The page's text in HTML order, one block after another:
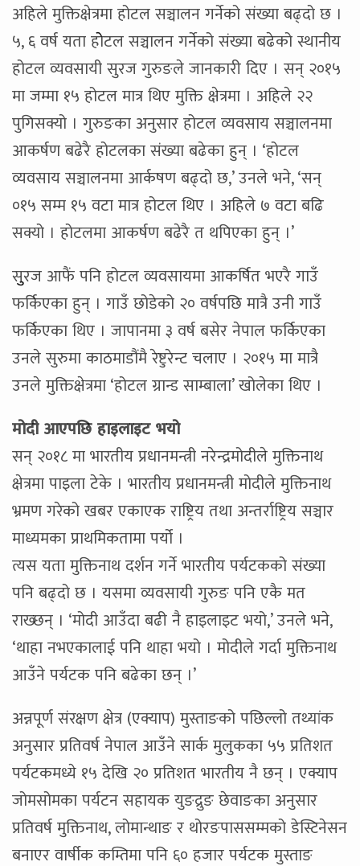
अहिले मुक्तिक्षेत्रमा होटल सञ्चालन गर्नेको संख्या बढ्दो छ ।
५, ६ वर्ष यता होेटल सञ्चालन गर्नेको संख्या बढेको स्थानीय
होटल व्यवसायी सुरज गुरुङले जानकारी दिए । सन् २०१५
मा जम्मा १५ होटल मात्र थिए मुक्ति क्षेत्रमा । अहिले २२
पुगिसक्यो । गुरुङका अनुसार होटल व्यवसाय सञ्चालनमा
आकर्षण बढेरै होटलका संख्या बढेका हुन् । ‘होटल
व्यवसाय सञ्चालनमा आर्कषण बढ्दो छ,’ उनले भने, ‘सन्
०१५ सम्म १५ वटा मात्र होटल थिए । अहिले ७ वटा बढि
सक्यो । होटलमा आकर्षण बढेरै त थपिएका हुन् ।’
सुुरज आफैं पनि होटल व्यवसायमा आकर्षित भएरै गाउँ
फर्किएका हुन् । गाउँ छोडेको २० वर्षपछि मात्रै उनी गाउँ
फर्किएका थिए । जापानमा ३ वर्ष बसेर नेपाल फर्किएका
उनले सुरुमा काठमाडौंमै रेष्टुरेन्ट चलाए । २०१५ मा मात्रै
उनले मुक्तिक्षेत्रमा ‘होटल ग्रान्ड साम्बाला’ खोलेका थिए ।
मोदी आएपछि हाइलाइट भयो
सन् २०१८ मा भारतीय प्रधानमन्त्री नरेन्द्रमोदीले मुक्तिनाथ
क्षेत्रमा पाइला टेके । भारतीय प्रधानमन्त्री मोदीले मुक्तिनाथ
भ्रमण गरेको खबर एकाएक राष्ट्रिय तथा अन्तर्राष्ट्रिय सञ्चार
माध्यमका प्राथमिकतामा पर्यो ।
त्यस यता मुक्तिनाथ दर्शन गर्ने भारतीय पर्यटकको संख्या
पनि बढ्दो छ । यसमा व्यवसायी गुरुङ पनि एकै मत
राख्छन् । ‘मोदी आउँदा बढी नै हाइलाइट भयो,’ उनले भने,
‘थाहा नभएकालाई पनि थाहा भयो । मोदीले गर्दा मुक्तिनाथ
आउँने पर्यटक पनि बढेका छन् ।’
अन्नपूर्ण संरक्षण क्षेत्र (एक्याप) मुस्ताङको पछिल्लो तथ्यांक
अनुसार प्रतिवर्ष नेपाल आउँने सार्क मुलुकका ५५ प्रतिशत
पर्यटकमध्ये १५ देखि २० प्रतिशत भारतीय नै छन् । एक्याप
जोमसोमका पर्यटन सहायक युङद्रुङ छेवाङका अनुसार
प्रतिवर्ष मुक्तिनाथ, लोमान्थाङ र थोरङपाससम्मको डेस्टिनेसन
बनाएर वार्षीक कम्तिमा पनि ६० हजार पर्यटक मुस्ताङ